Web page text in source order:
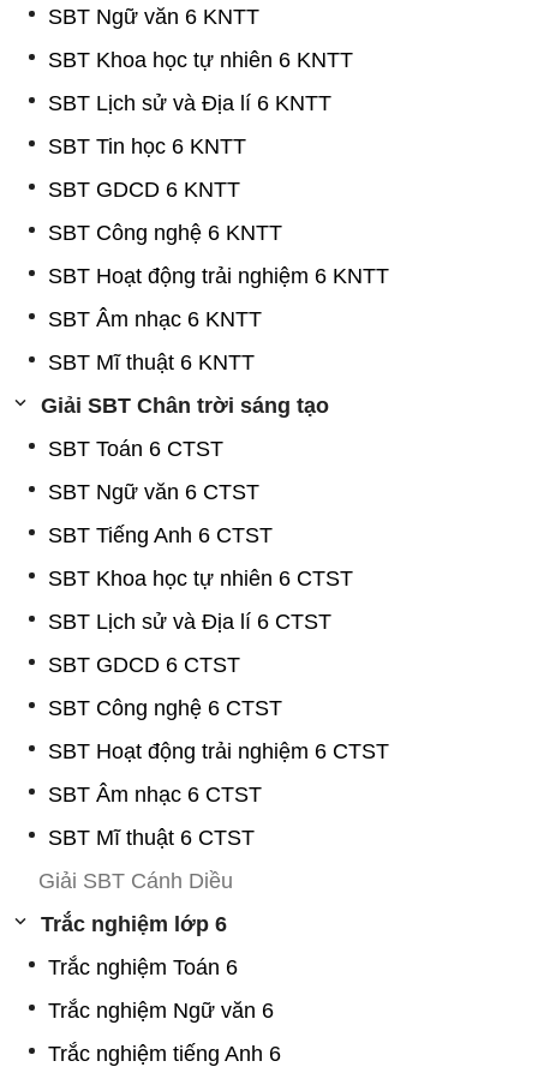
SBT Ngữ văn 6 KNTT
SBT Khoa học tự nhiên 6 KNTT
SBT Lịch sử và Địa lí 6 KNTT
SBT Tin học 6 KNTT
SBT GDCD 6 KNTT
SBT Công nghệ 6 KNTT
SBT Hoạt động trải nghiệm 6 KNTT
SBT Âm nhạc 6 KNTT
SBT Mĩ thuật 6 KNTT
Giải SBT Chân trời sáng tạo
SBT Toán 6 CTST
SBT Ngữ văn 6 CTST
SBT Tiếng Anh 6 CTST
SBT Khoa học tự nhiên 6 CTST
SBT Lịch sử và Địa lí 6 CTST
SBT GDCD 6 CTST
SBT Công nghệ 6 CTST
SBT Hoạt động trải nghiệm 6 CTST
SBT Âm nhạc 6 CTST
SBT Mĩ thuật 6 CTST
Giải SBT Cánh Diều
Trắc nghiệm lớp 6
Trắc nghiệm Toán 6
Trắc nghiệm Ngữ văn 6
Trắc nghiệm tiếng Anh 6